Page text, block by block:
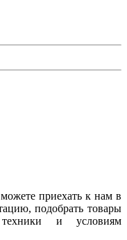
приехать к нам в
подобрать товары
и условиям